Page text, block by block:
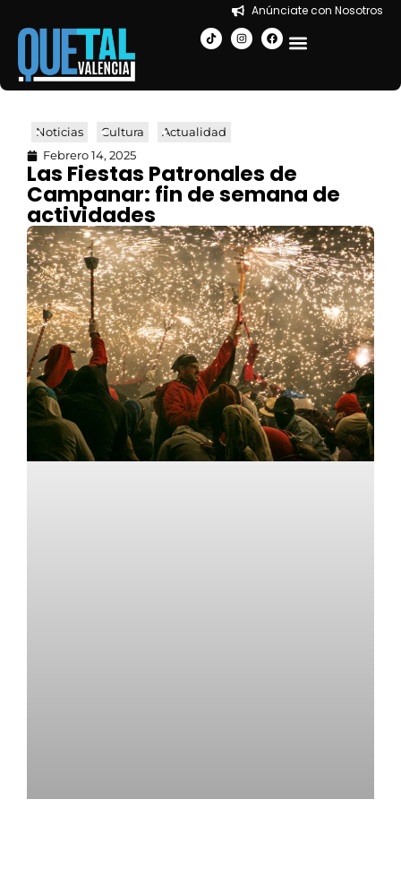
Anúnciate con Nosotros
Noticias Cultura
Actualidad
Febrero 14, 2025
Las Fiestas Patronales de
Campanar: fin de semana de
actividades